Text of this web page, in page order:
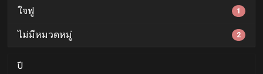
ใจฟู 1
ไม่มีหมวดหมู่ 2
ปี